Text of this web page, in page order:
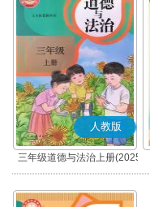
人教版
三年级道德与法治上册(2025
秋版)(部编版)